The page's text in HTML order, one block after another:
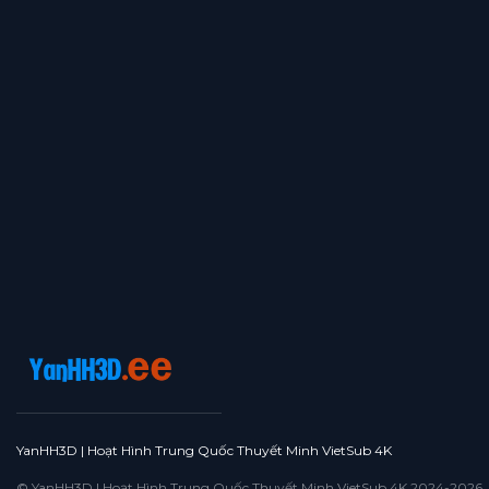
YanHH3D | Hoạt Hình Trung Quốc Thuyết Minh VietSub 4K